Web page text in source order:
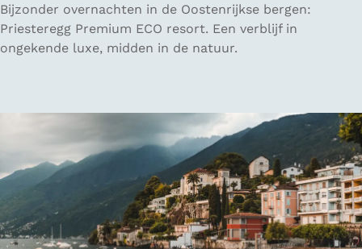
r
d
b
i
s
d
d
l
l
B
i
j
o
v
e
r
Bijzonder overnachten in de Oostenrijkse bergen:
Priesteregg Premium ECO resort. Een verblijf in
ongekende luxe, midden in de natuur.